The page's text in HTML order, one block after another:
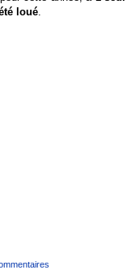
loué.